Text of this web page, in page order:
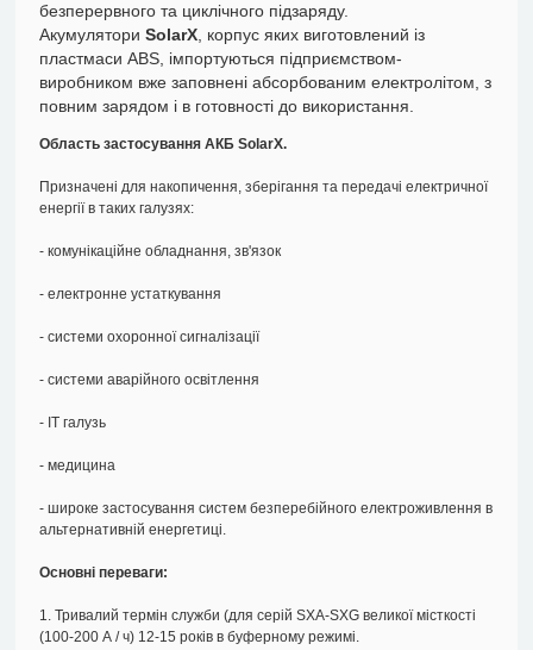
безперервного та циклічного підзаряду.
АкумуляториSolarX , корпус яких виготовлений із
пластмаси ABS, імпортуються підприємством-
виробником вже заповнені абсорбованим електролітом, з
повним зарядом і в готовності до використання.
Область застосування АКБ SolarX.
Призначені для накопичення, зберігання та передачі електричної
енергії в таких галузях:
- комунікаційне обладнання, зв'язок
- електронне устаткування
- системи охоронної сигналізації
- системи аварійного освітлення
- ІТ галузь
- медицина
- широке застосування систем безперебійного електроживлення в
альтернативній енергетиці.
Основні переваги:
1. Тривалий термін служби (для серій SXA-SXG великої місткості
(100-200 А / ч) 12-15 років в буферному режимі.